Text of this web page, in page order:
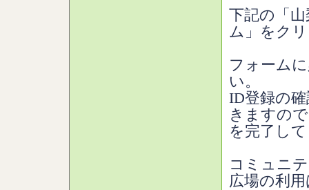
下記の「
ム」をク
フォーム
い。
ID登録の
きますの
を完了し
コミュニ
広場の利